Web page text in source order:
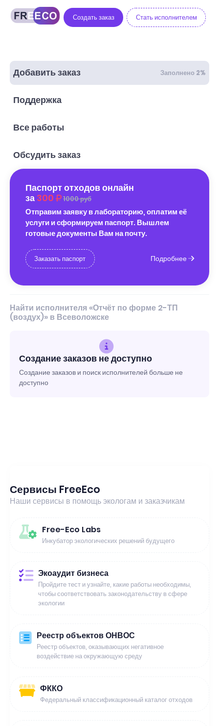
Создать заказ Стать исполнителем
Добавить заказ Заполнено 2%
Поддержка
Все работы
Обсудить заказ
Паспорт отходов онлайн
за 300 1000 руб
Отправим заявку в лабораторию, оплатим её
услуги и сформируем паспорт. Вышлем
готовые документы Вам на почту.
Заказать паспорт Подробнее
Найти исполнителя «Отчёт по форме 2-ТП
(воздух)» в Всеволожске
Создание заказов не доступно
Создание заказов и поиск исполнителей больше не
доступно
Сервисы FreeEco
Наши сервисы в помощь экологам и заказчикам
Free-Eco Labs
Инкубатор экологических решений будущего
Экоаудит бизнеса
Пройдите тест и узнайте, какие работы необходимы,
чтобы соответствовать законодательству в сфере
экологии
Реестр объектов ОНВОС
Реестр объектов, оказывающих негативное
воздействие на окружающую среду
ФККО
Федеральный классификационный каталог отходов